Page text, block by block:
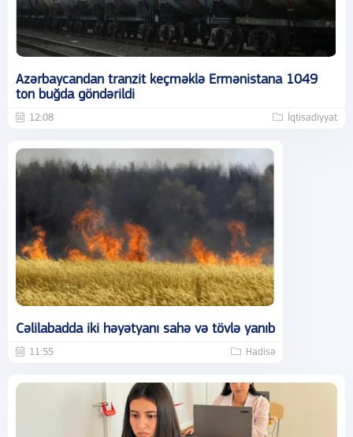
Azərbaycandan tranzit keçməklə Ermənistana 1049
ton buğda göndərildi
12:08 İqtisadiyyat
Cəlilabadda iki həyətyanı sahə və tövlə yanıb
11:55 Hadisə